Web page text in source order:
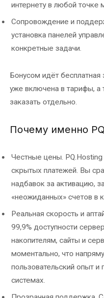
интернету в любой точке
Сопровождение и
установка панелей
конкретные задачи.
Бонусом идёт бесплатная
уже включена в тарифы, а
заказать отдельно.
Почему именно
Честные цены.
скрытых платежей. Вы
надбавок за активацию,
«неожиданных» счетов в
Реальная скорость и
99,9% доступности
накопителям, сайты и
моментально, что
пользовательский опыт и
системах.